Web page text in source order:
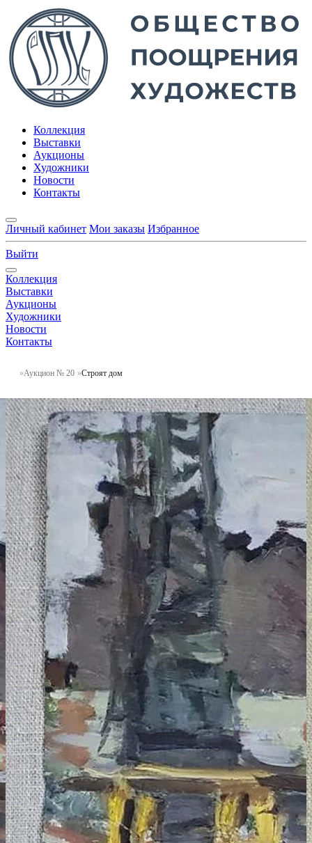
Коллекция
Выставки
Аукционы
Художники
Новости
Контакты
Личный кабинет Мои заказы Избранное
Выйти
Коллекция
Выставки
Аукционы
Художники
Новости
Контакты
Аукцион № 20 Строят дом